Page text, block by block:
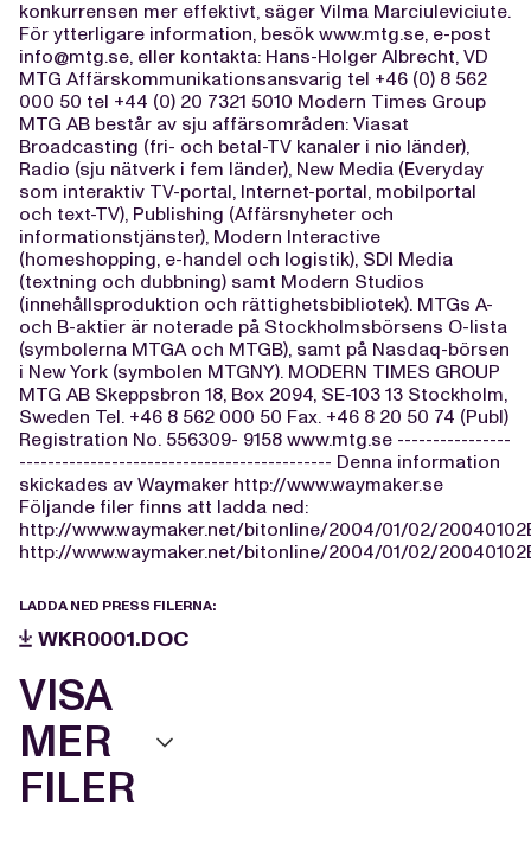
konkurrensen mer effektivt, säger Vilma Marciuleviciute.
För ytterligare information, besök www.mtg.se, e-post
info@mtg.se, eller kontakta: Hans-Holger Albrecht, VD
MTG Affärskommunikationsansvarig tel +46 (0) 8 562
000 50 tel +44 (0) 20 7321 5010 Modern Times Group
MTG AB består av sju affärsområden: Viasat
Broadcasting (fri- och betal-TV kanaler i nio länder),
Radio (sju nätverk i fem länder), New Media (Everyday
som interaktiv TV-portal, Internet-portal, mobilportal
och text-TV), Publishing (Affärsnyheter och
informationstjänster), Modern Interactive
(homeshopping, e-handel och logistik), SDI Media
(textning och dubbning) samt Modern Studios
(innehållsproduktion och rättighetsbibliotek). MTGs A-
och B-aktier är noterade på Stockholmsbörsens O-lista
(symbolerna MTGA och MTGB), samt på Nasdaq-börsen
i New York (symbolen MTGNY). MODERN TIMES GROUP
MTG AB Skeppsbron 18, Box 2094, SE-103 13 Stockholm,
Sweden Tel. +46 8 562 000 50 Fax. +46 8 20 50 74 (Publ)
Registration No. 556309- 9158 www.mtg.se ----------------
-------------------------------------------- Denna information
skickades av Waymaker http://www.waymaker.se
Följande filer finns att ladda ned:
http://www.waymaker.net/bitonline/2004/01/02/
http://www.waymaker.net/bitonline/2004/01/02/
LADDA NED PRESS FILERNA:
WKR0001.DOC
VISA
MER
FILER